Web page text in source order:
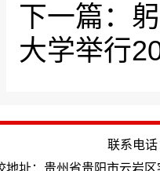
下一篇：
大学举行
联系电
地址：贵州省贵阳市云岩